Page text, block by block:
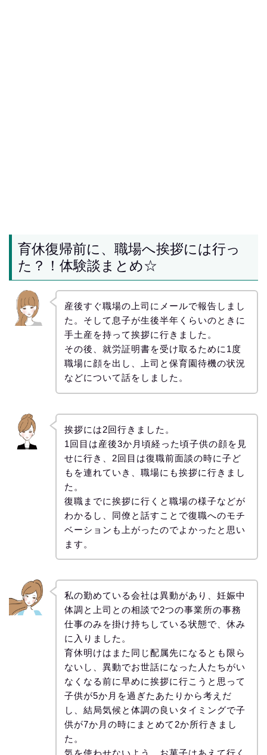
育休復帰前に、職場へ挨拶には行っ
た？！体験談まとめ☆
産後すぐ職場の上司にメールで報告しまし
た。そして息子が生後半年くらいのときに
手土産を持って挨拶に行きました。
その後、就労証明書を受け取るために1度
職場に顔を出し、上司と保育園待機の状況
などについて話をしました。
挨拶には2回行きました。
1回目は産後3か月頃経った頃子供の顔を見
せに行き、2回目は復職前面談の時に子ど
もを連れていき、職場にも挨拶に行きまし
た。
復職までに挨拶に行くと職場の様子などが
わかるし、同僚と話すことで復職へのモチ
ベーションも上がったのでよかったと思い
ます。
私の勤めている会社は異動があり、妊娠中
体調と上司との相談で2つの事業所の事務
仕事のみを掛け持ちしている状態で、休み
に入りました。
育休明けはまた同じ配属先になるとも限ら
ないし、異動でお世話になった人たちがい
なくなる前に早めに挨拶に行こうと思って
子供が5か月を過ぎたあたりから考えだ
し、結局気候と体調の良いタイミングで子
供が7か月の時にまとめて2か所行きまし
た。